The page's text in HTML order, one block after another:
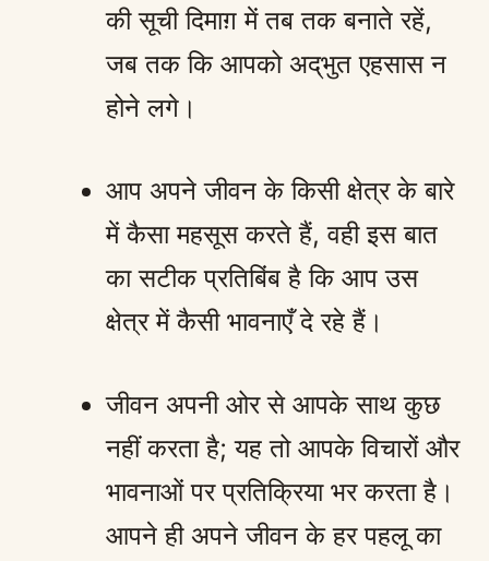
की सूची दिमाग़ में तब तक बनाते रहें,
जब तक कि आपको अद्‌भुत एहसास न
होने लगे।
आप अपने जीवन के किसी क्षेत्र के बारे
में कैसा महसूस करते हैं, वही इस बात
का सटीक प्रतिबिंब है कि आप उस
क्षेत्र में कैसी भावनाएँ दे रहे हैं।
जीवन अपनी ओर से आपके साथ कुछ
नहीं करता है; यह तो आपके विचारों और
भावनाओं पर प्रतिक्रिया भर करता है।
आपने ही अपने जीवन के हर पहलू का